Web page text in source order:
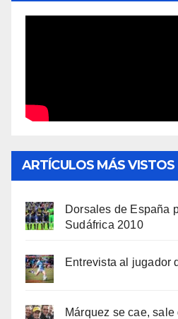
ARTÍCULOS MÁS VISTOS
Dorsales de España
Sudáfrica 2010
Entrevista al jugador
Márquez se cae,